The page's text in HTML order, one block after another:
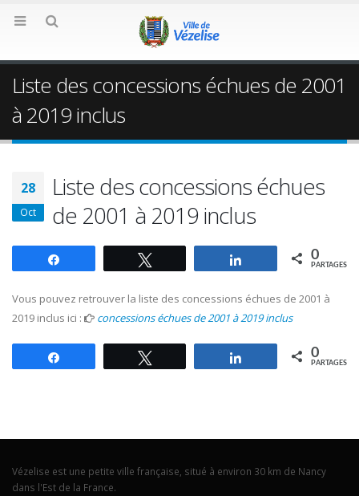
Liste des concessions échues de 2001
à 2019 inclus
28
Oct
Liste des concessions échues
de 2001 à 2019 inclus
Partagez 0
PARTAGES
Vous pouvez retrouver la liste des concessions échues de 2001 à
2019 inclus ici :
concessions échues de 2001 à 2019 inclus
Partagez 0
PARTAGES
Vézelise est une petite ville française, situé à environ 30 km de Nancy
dans l'Est de la France.